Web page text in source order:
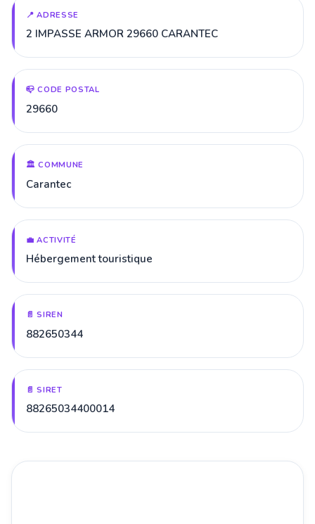
📍 ADRESSE
2 IMPASSE ARMOR 29660 CARANTEC
📪 CODE POSTAL
29660
🏛️ COMMUNE
Carantec
💼 ACTIVITÉ
Hébergement touristique
📄 SIREN
882650344
📄 SIRET
88265034400014